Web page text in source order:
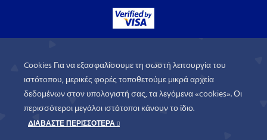
Cookies Για να εξασφαλίσουμε τη σωστή λειτουργία του
ιστότοπου, μερικές φορές τοποθετούμε μικρά αρχεία
δεδομένων στον υπολογιστή σας, τα λεγόμενα «cookies». Οι
περισσότεροι μεγάλοι ιστότοποι κάνουν το ίδιο.
ΔΙΑΒΑΣΤΕ ΠΕΡΙΣΣΟΤΕΡΑ